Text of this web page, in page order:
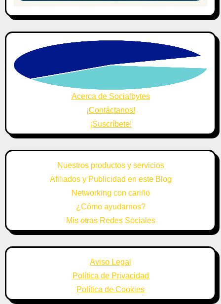
Acerca de Socialbytes
¡Contáctanos!
¡Suscríbete!
Nuestros productos y servicios
Afiliados y Publicidad en este Blog
Networking con cariño
¿Cómo ayudarnos?
Mis otras Redes Sociales
Aviso Legal
Política de Privacidad
Política de Cookies